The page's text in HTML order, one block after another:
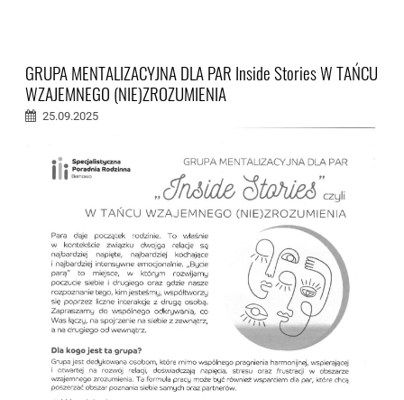
GRUPA MENTALIZACYJNA DLA PAR Inside Stories W TAŃCU
WZAJEMNEGO (NIE)ZROZUMIENIA
25.09.2025